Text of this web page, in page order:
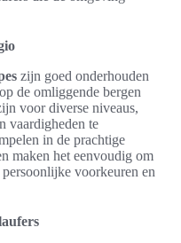
zijn goed onderhouden
de omliggende bergen
voor diverse niveaus,
vaardigheden te
in de prachtige
maken het eenvoudig om
voorkeuren en